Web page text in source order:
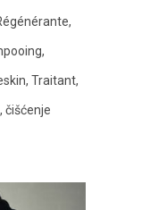
Traitant
čišćenje